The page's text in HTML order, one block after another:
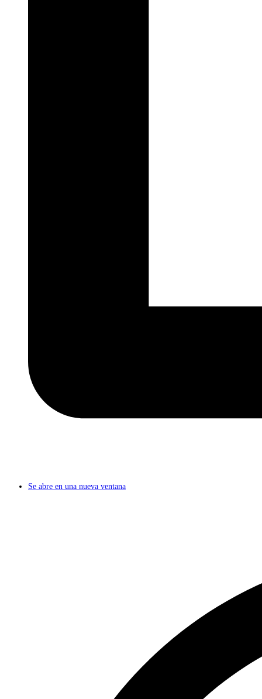
Se abre en una nueva ventana